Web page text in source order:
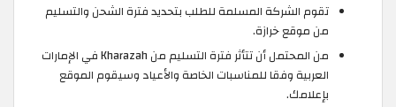
تقوم الشركة المسلمة للطلب بتحديد فترة الشحن والتسليم
من موقع خرازة.
من المحتمل أن تتأثر فترة التسليم من Kharazah في الإمارات
العربية وفقا للمناسبات الخاصة والأعياد وسيقوم الموقع
بإعلامك.